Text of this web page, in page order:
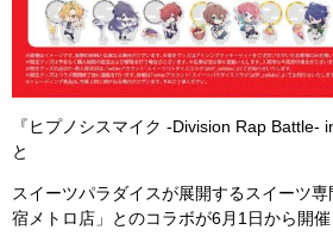
『ヒプノシスマイク -Division Rap Battle-
と
スイーツパラダイスが展開するスイーツ
宿メトロ店」とのコラボが6月1日から開催